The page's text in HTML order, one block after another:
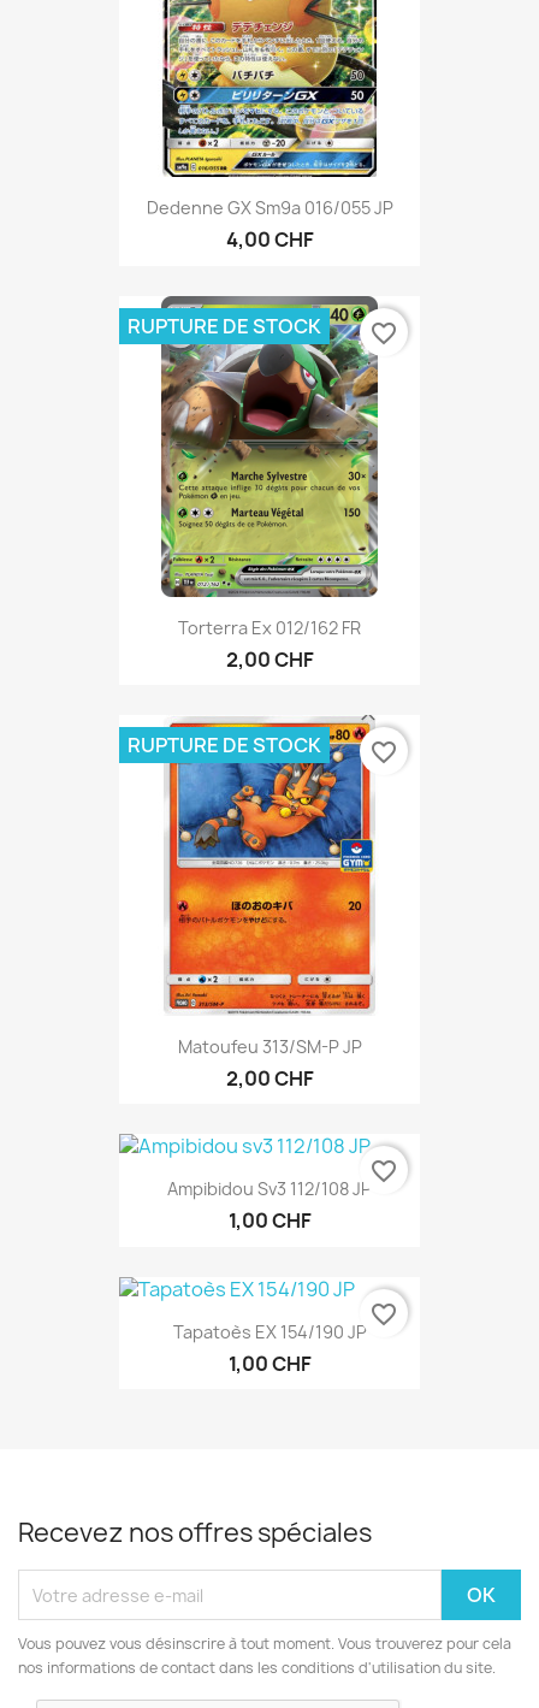
Dedenne GX Sm9a 016/055 JP
4,00 CHF
Torterra Ex 012/162 FR
2,00 CHF
RUPTURE DE STOCK favorite_border
Matoufeu 313/SM-P JP
2,00 CHF
RUPTURE DE STOCK favorite_border
Ampibidou Sv3 112/108 JP
1,00 CHF
favorite_border
Tapatoès EX 154/190 JP
1,00 CHF
favorite_border
Recevez nos offres spéciales
Vous pouvez vous désinscrire à tout moment. Vous trouverez pour cela
nos informations de contact dans les conditions d'utilisation du site.